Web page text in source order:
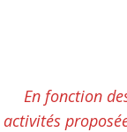
En fonction
activités